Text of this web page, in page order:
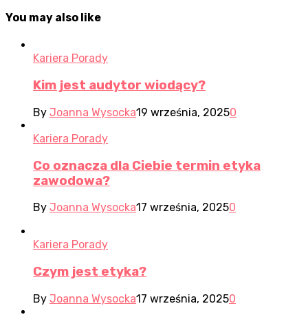
You may also like
Kariera Porady
Kim jest audytor wiodący?
By Joanna Wysocka19 września, 20250
Kariera Porady
Co oznacza dla Ciebie termin etyka
zawodowa?
By Joanna Wysocka17 września, 20250
Kariera Porady
Czym jest etyka?
By Joanna Wysocka17 września, 20250